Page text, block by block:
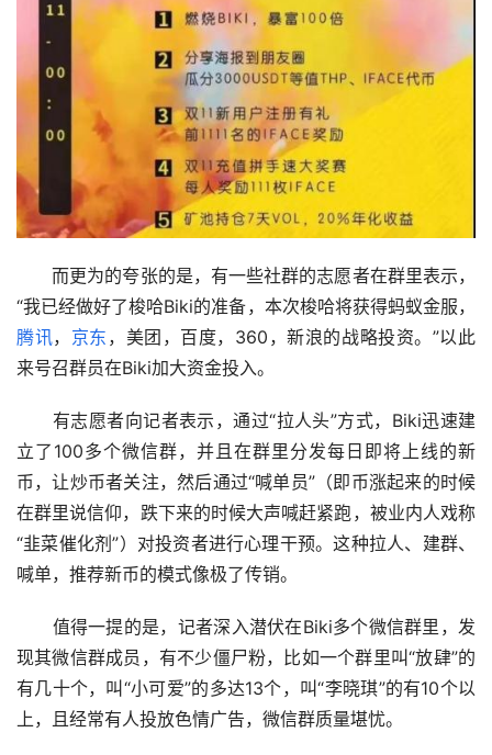
而更为的夸张的是，有一些社群的志愿者在群里表示，
“我已经做好了梭哈Biki的准备，本次梭哈将获得蚂蚁金服，
腾讯， 京东 ，美团，百度，360，新浪的战略投资。”以此
来号召群员在Biki加大资金投入。
有志愿者向记者表示，通过“拉人头”方式，Biki迅速建
立了100多个微信群，并且在群里分发每日即将上线的新
币，让炒币者关注，然后通过“喊单员”（即币涨起来的时候
在群里说信仰，跌下来的时候大声喊赶紧跑，被业内人戏称
“韭菜催化剂”）对投资者进行心理干预。这种拉人、建群、
喊单，推荐新币的模式像极了传销。
值得一提的是，记者深入潜伏在Biki多个微信群里，发
现其微信群成员，有不少僵尸粉，比如一个群里叫“放肆”的
有几十个，叫“小可爱”的多达13个，叫“李晓琪”的有10个以
上，且经常有人投放色情广告，微信群质量堪忧。